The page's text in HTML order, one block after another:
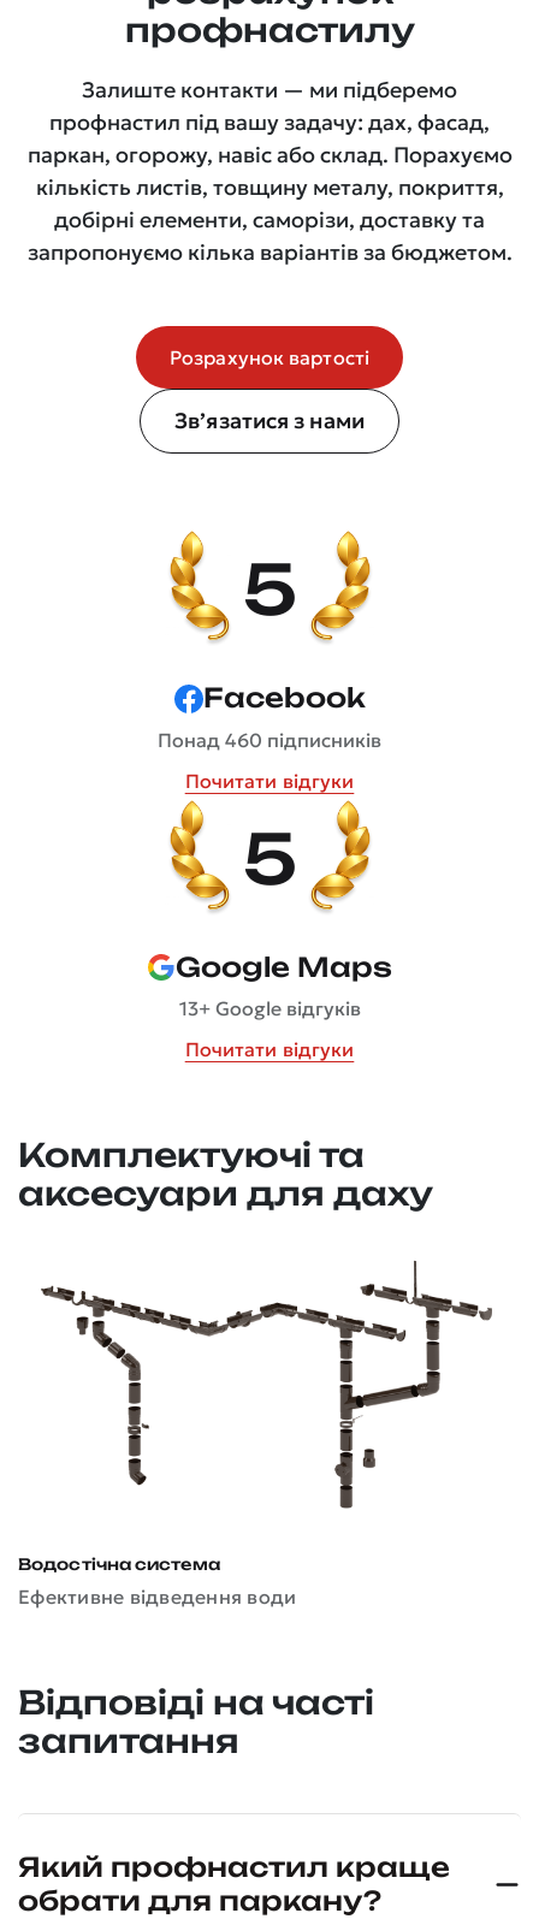
профнастилу
Залиште контакти — ми підберемо
профнастил під вашу задачу: дах, фасад,
паркан, огорожу, навіс або склад. Порахуємо
кількість листів, товщину металу, покриття,
добірні елементи, саморізи, доставку та
запропонуємо кілька варіантів за бюджетом.
Розрахунок вартості
Зв’язатися з нами
5
Facebook
Понад 460 підписників
Почитати відгуки
5
Google Maps
13+ Google відгуків
Почитати відгуки
Комплектуючі та
аксесуари для даху
Водостічна система
Ефективне відведення води
Відповіді на часті
запитання
Який профнастил краще
обрати для паркану?